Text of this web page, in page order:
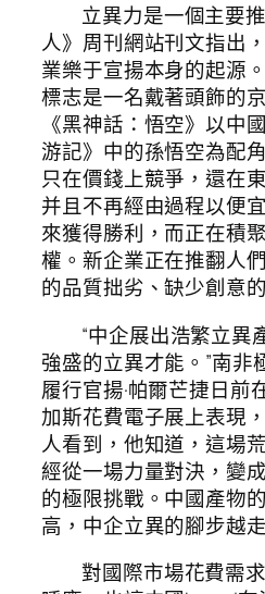
立異力是一個主要
人》周刊網站刊文指出
業樂于宣揚本身的起源
標志是一名戴著頭飾的
《黑神話：悟空》以中
游記》中的孫悟空為配
只在價錢上競爭，還在
并且不再經由過程以便
來獲得勝利，而正在積
權。新企業正在推翻人
的品質拙劣、缺少創意
“中企展出浩繁立異
強盛的立異才能。”南非
履行官揚·帕爾芒捷日前
加斯花費電子展上表現
人看到，他知道，這場
經從一場力量對決，變
的極限挑戰。中國產物
高，中企立異的腳步越
對國際市場花費需